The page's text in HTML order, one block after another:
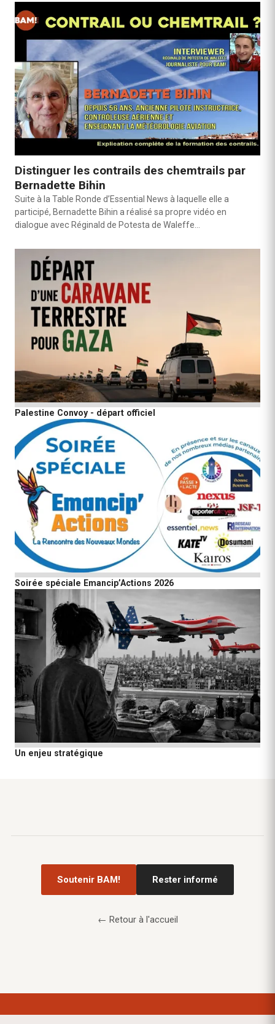
Distinguer les contrails des chemtrails par
Bernadette Bihin
Suite à la Table Ronde d’Essential News à laquelle elle a
participé, Bernadette Bihin a réalisé sa propre vidéo en
dialogue avec Réginald de Potesta de Waleffe…
Palestine Convoy - départ officiel
Soirée spéciale Emancip’Actions 2026
Un enjeu stratégique
Soutenir BAM! Rester informé
← Retour à l'accueil